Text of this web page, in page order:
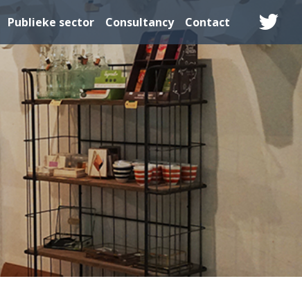
Publieke sector Consultancy Contact